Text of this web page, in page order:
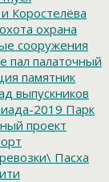
Коростелёва
охота охрана
сооружения
пал палаточный
памятник
выпускников
2019 Парк
проект
Пасха